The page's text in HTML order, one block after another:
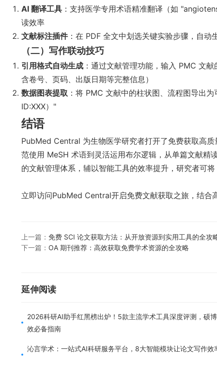
AI 翻译工具 ：支持医学专用术语精准翻译（如
读效率
文献标注插件：在 PDF 全文中划选关键实验步骤，自
（二）写作联动技巧
引用格式自动生成 ：通过文献管理功能，输入 PMC 文
含卷号、页码、出版日期等完整信息）
数据图表提取 ：将 PMC 文献中的柱状图、流程图导出
ID:XXX）"
结语
PubMed Central 为生物医学研究者打开了免费获取高
范使用 MeSH 术语到灵活运用布尔逻辑，从单篇文献精
的文献管理体系，辅以智能工具的效率提升，研究者可
立即访问PubMed Central开启免费文献获取之旅，结合
上一篇： 免费 SCI 论文获取方法：从开放资源到实用工具的全攻
下一篇： OA 期刊推荐：高效获取免费学术资源的全攻略
延伸阅读
2026科研AI助手红黑榜出炉！5款主流学术工具深度评测，硕
效必备指南
沁言学术：一站式AI科研服务平台，8大智能模块让论文写作效